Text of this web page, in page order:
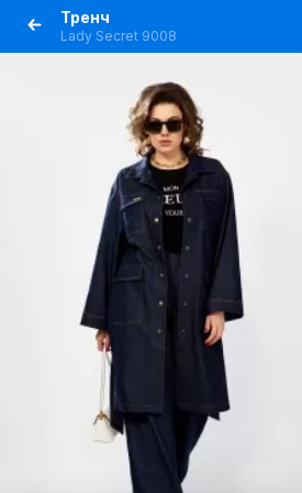
Тренч
Lady Secret 9008